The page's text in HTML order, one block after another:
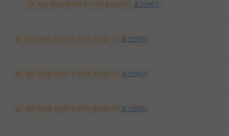
해당 댓글을 보려면 로그인이 필요합니다. 로그인하기
해당 댓글을 보려면 로그인이 필요합니다. 로그인하기
해당 댓글을 보려면 로그인이 필요합니다. 로그인하기
해당 댓글을 보려면 로그인이 필요합니다. 로그인하기